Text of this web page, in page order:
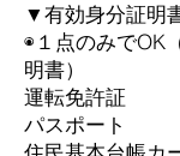
▼有効身分証明
◉１点のみでOK
明書）
運転免許証
パスポート